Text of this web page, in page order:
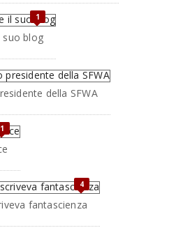
1
suo blog
della SFWA
1
4
fantascienza